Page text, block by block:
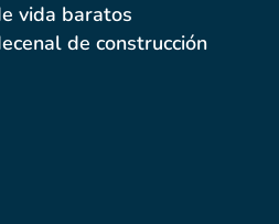
vida baratos
de construcción